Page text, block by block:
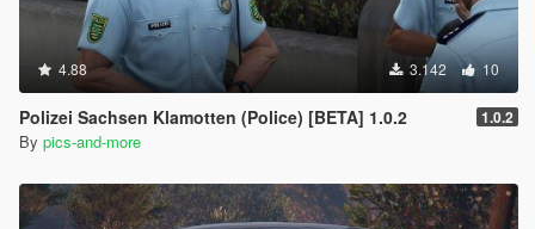
4.88 3.142 10
Polizei Sachsen Klamotten (Police) [BETA] 1.0.2 1.0.2
By pics-and-more